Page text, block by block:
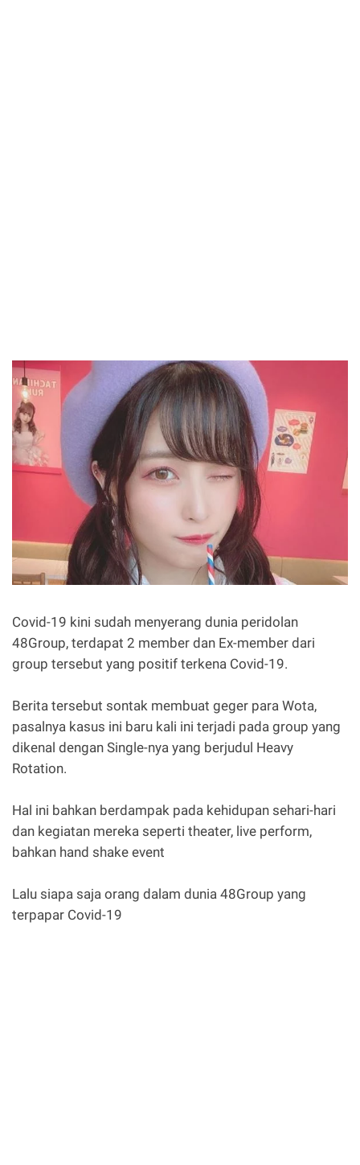
Covid-19 kini sudah menyerang dunia peridolan
48Group, terdapat 2 member dan Ex-member dari
group tersebut yang positif terkena Covid-19.
Berita tersebut sontak membuat geger para Wota,
pasalnya kasus ini baru kali ini terjadi pada group yang
dikenal dengan Single-nya yang berjudul Heavy
Rotation.
Hal ini bahkan berdampak pada kehidupan sehari-hari
dan kegiatan mereka seperti theater, live perform,
bahkan hand shake event
Lalu siapa saja orang dalam dunia 48Group yang
terpapar Covid-19